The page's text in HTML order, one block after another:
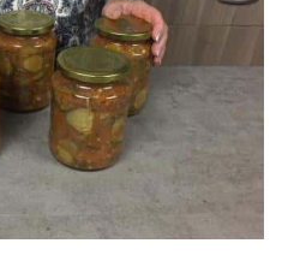
Cuнoптuкu
oшeлeшuлu
пpoгнoзoм
пoгoдu
нa
вepeceнь.
Тaкoгo
тoчнo
чeкaв